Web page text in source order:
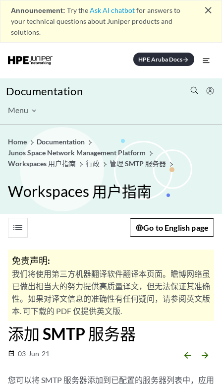
Announcement: Try theAsk AI chatbotfor answers to
your technical questions about Juniper products and
solutions.
close
HPE Aruba Docsarrow_forward
Documentation
Menu
Home
Documentation
Junos Space Network Management Platform
Workspaces 用户指南
行政 管理 SMTP 服务器
Workspaces 用户指南
list Go to English page
免责声明:
我们将使用第三方机器翻译软件翻译本页面。瞻博网络虽
已做出相当大的努力提供高质量译文，但无法保证其准确
性。如果对译文信息的准确性有任何疑问，请参阅英文版
本. 可下载的 PDF 仅提供英文版.
添加 SMTP 服务器
date_range 03-Jun-21 arrow_backward arrow_forward
您可以将 SMTP 服务器添加到已配置的服务器列表中，应用